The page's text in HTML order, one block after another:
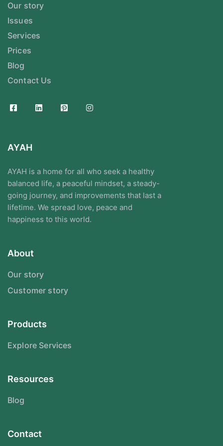
Our story
Issues
Services
Prices
Blog
Contact Us
AYAH
AYAH is a home for all who seek a healthy
balanced life, a peaceful mindset, a steady-
going journey, and improvements that last a
lifetime. We spread love, peace and
happiness to this world.
About
Our story
Customer story
Products
Explore Services
Resources
Blog
Contact